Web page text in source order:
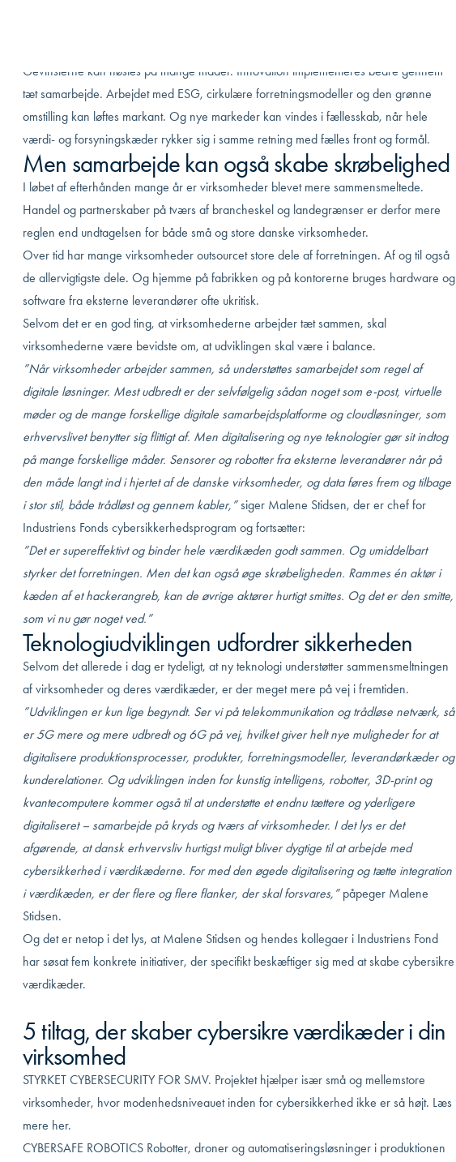
Gevinsterne kan høstes på mange måder. Innovation implementeres bedre gennem
tæt samarbejde. Arbejdet med ESG, cirkulære forretningsmodeller og den grønne
omstilling kan løftes markant. Og nye markeder kan vindes i fællesskab, når hele
værdi- og forsyningskæder rykker sig i samme retning med fælles front og formål.
Men samarbejde kan også skabe skrøbelighed
I løbet af efterhånden mange år er virksomheder blevet mere sammensmeltede.
Handel og partnerskaber på tværs af brancheskel og landegrænser er derfor mere
reglen end undtagelsen for både små og store danske virksomheder.
Over tid har mange virksomheder outsourcet store dele af forretningen. Af og til også
de allervigtigste dele. Og hjemme på fabrikken og på kontorerne bruges hardware og
software fra eksterne leverandører ofte ukritisk.
Selvom det er en god ting, at virksomhederne arbejder tæt sammen, skal
virksomhederne være bevidste om, at udviklingen skal være i balance.
”Når virksomheder arbejder sammen, så understøttes samarbejdet som regel af
digitale løsninger. Mest udbredt er der selvfølgelig sådan noget som e-post, virtuelle
møder og de mange forskellige digitale samarbejdsplatforme og cloudløsninger, som
erhvervslivet benytter sig flittigt af. Men digitalisering og nye teknologier gør sit indtog
på mange forskellige måder. Sensorer og robotter fra eksterne leverandører når på
den måde langt ind i hjertet af de danske virksomheder, og data føres frem og tilbage
i stor stil, både trådløst og gennem kabler,”siger Malene Stidsen, der er chef for
Industriens Fonds cybersikkerhedsprogram og fortsætter:
”Det er supereffektivt og binder hele værdikæden godt sammen. Og umiddelbart
styrker det forretningen. Men det kan også øge skrøbeligheden. Rammes én aktør i
kæden af et hackerangreb, kan de øvrige aktører hurtigt smittes. Og det er den smitte,
som vi nu gør noget ved.”
Teknologiudviklingen udfordrer sikkerheden
Selvom det allerede i dag er tydeligt, at ny teknologi understøtter sammensmeltningen
af virksomheder og deres værdikæder, er der meget mere på vej i fremtiden.
”Udviklingen er kun lige begyndt. Ser vi på telekommunikation og trådløse netværk, så
er 5G mere og mere udbredt og 6G på vej, hvilket giver helt nye muligheder for at
digitalisere produktionsprocesser, produkter, forretningsmodeller, leverandørkæder og
kunderelationer. Og udviklingen inden for kunstig intelligens, robotter, 3D-print og
kvantecomputere kommer også til at understøtte et endnu tættere og yderligere
digitaliseret – samarbejde på kryds og tværs af virksomheder. I det lys er det
afgørende, at dansk erhvervsliv hurtigst muligt bliver dygtige til at arbejde med
cybersikkerhed i værdikæderne. For med den øgede digitalisering og tætte integration
i værdikæden, er der flere og flere flanker, der skal forsvares,”påpeger Malene
Stidsen.
Og det er netop i det lys, at Malene Stidsen og hendes kollegaer i Industriens Fond
har søsat fem konkrete initiativer, der specifikt beskæftiger sig med at skabe cybersikre
værdikæder.
5 tiltag, der skaber cybersikre værdikæder i din
virksomhed
STYRKET CYBERSECURITY FOR SMV. Projektet hjælper især små og mellemstore
virksomheder, hvor modenhedsniveauet inden for cybersikkerhed ikke er så højt. Læs
mere her.
CYBERSAFE ROBOTICS Robotter, droner og automatiseringsløsninger i produktionen